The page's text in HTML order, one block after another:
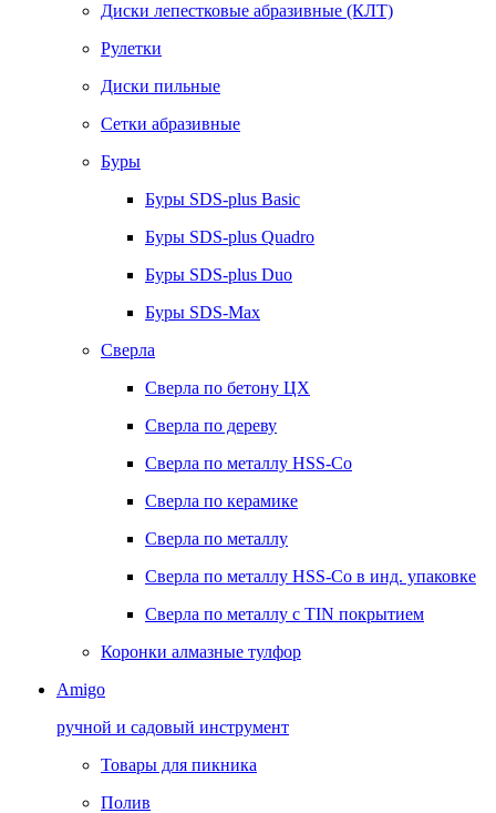
Диски лепестковые абразивные (КЛТ)
Рулетки
Диски пильные
Сетки абразивные
Буры
Буры SDS-plus Basic
Буры SDS-plus Quadro
Буры SDS-plus Duo
Буры SDS-Max
Сверла
Сверла по бетону ЦХ
Сверла по дереву
Сверла по металлу HSS-Co
Сверла по керамике
Сверла по металлу
Сверла по металлу HSS-Co в инд. упаковке
Сверла по металлу с TIN покрытием
Коронки алмазные тулфор
Amigo
ручной и садовый инструмент
Товары для пикника
Полив